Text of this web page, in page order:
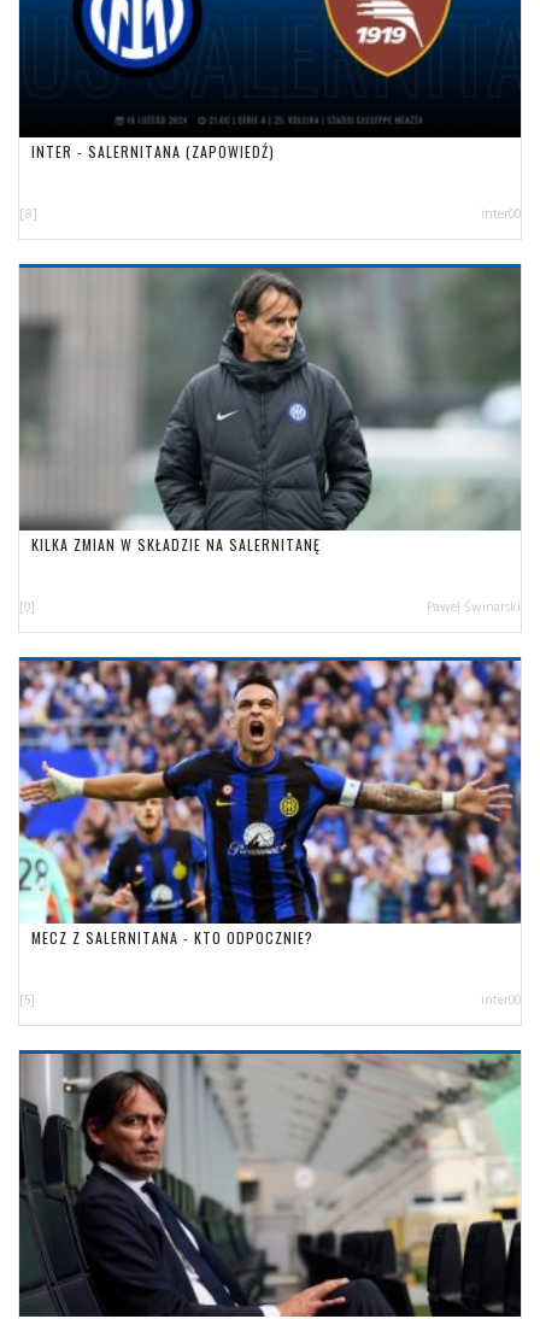
INTER - SALERNITANA (ZAPOWIEDŹ)
[8] inter00
KILKA ZMIAN W SKŁADZIE NA SALERNITANĘ
[0] Paweł Świnarski
MECZ Z SALERNITANA - KTO ODPOCZNIE?
[5] inter00